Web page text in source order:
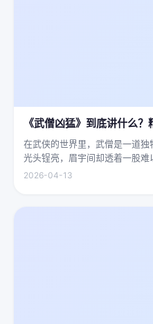
《武僧凶猛》到底讲什么？
在武侠的世界里，武僧是一道独
光头锃亮，眉宇间却透着一股
慈眉善目，武僧的眼神中常常闪
2026-04-13